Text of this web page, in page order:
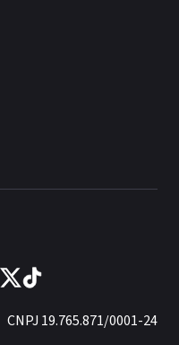
CNPJ 19.765.871/0001-24